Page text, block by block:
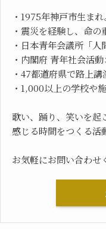
・1975年神戸市生まれ
・震災を経験し、命の
・日本青年会議所「
・内閣府 青年社会活
・47都道府県で路上講
・1,000以上の学校や
歌い、踊り、笑いを起
感じる時間をつくる活
お気軽にお問い合わせ